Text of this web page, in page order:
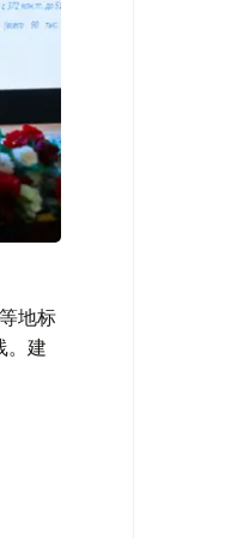
地标
。建